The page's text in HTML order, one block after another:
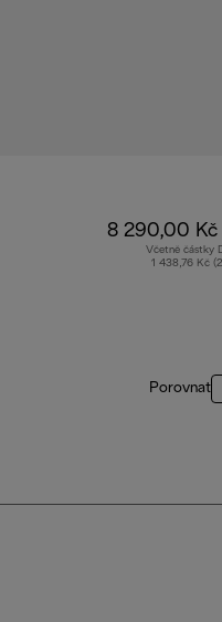
8 290,00 Kč
Včetně částky
1 438,76 Kč
Porovnat